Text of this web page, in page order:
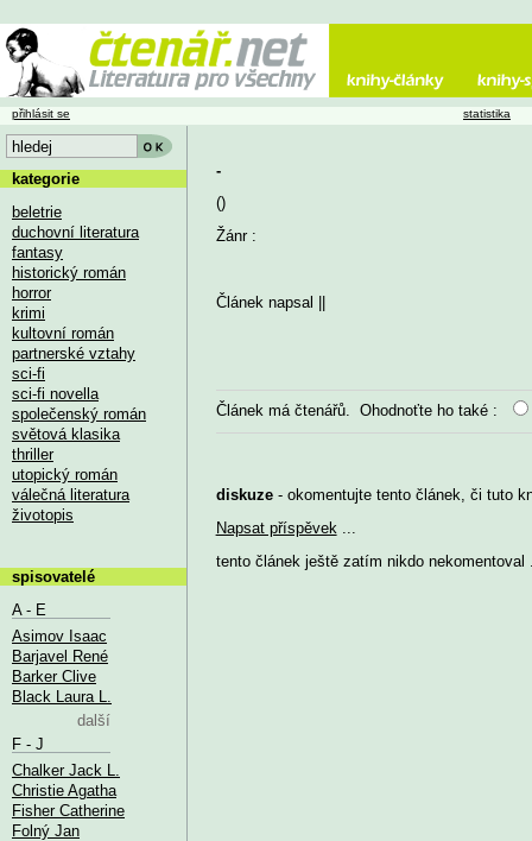
-
()
Žánr :
Článek napsal
Článek má čtenářů. Ohodnoťte ho také :
diskuze- okomentujte tento článek, či tuto
Napsat příspěvek
tento článek ještě zatím nikdo nekomentoval
přihlásit se statistika
kategorie
beletrie
duchovní literatura
fantasy
historický román
horror
krimi
kultovní román
partnerské vztahy
sci-fi
sci-fi novella
společenský román
světová klasika
thriller
utopický román
válečná literatura
životopis
spisovatelé
A - E
Asimov Isaac
Barjavel René
Barker Clive
Black Laura L.
další
F - J
Chalker Jack L.
Christie Agatha
Fisher Catherine
Folný Jan